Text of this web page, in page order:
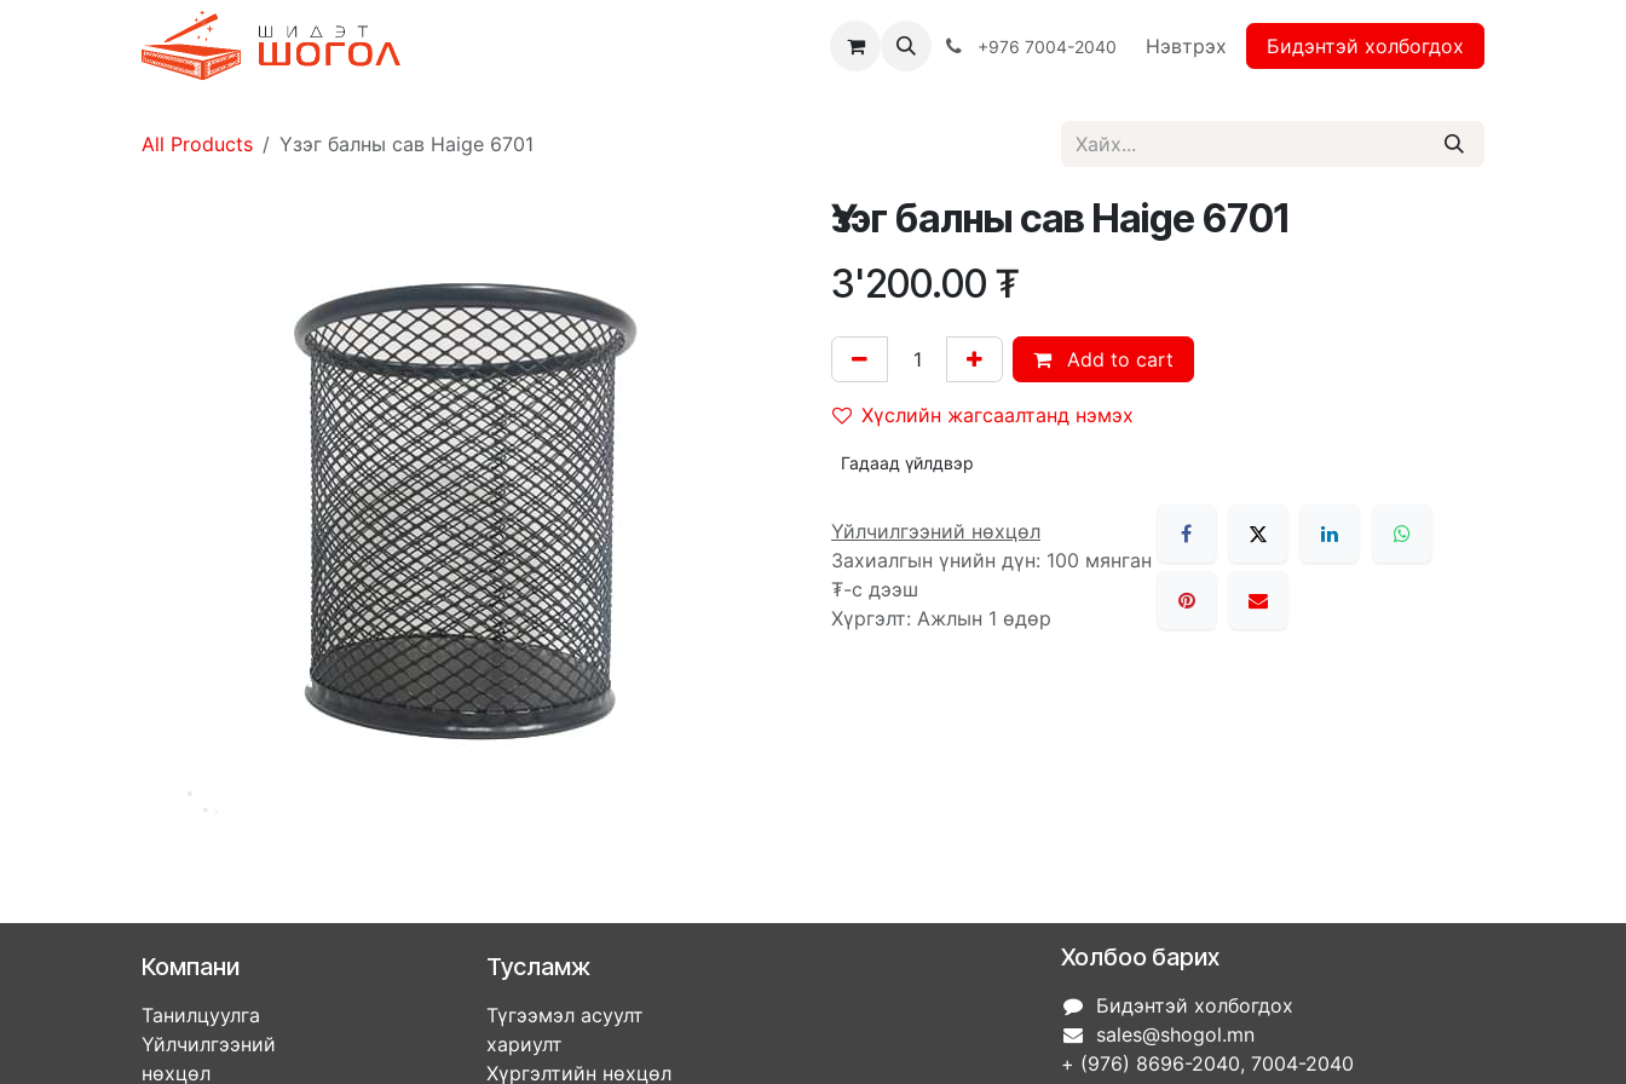
Хямдрал ♻️ Эко шогол+976 7004-2040 Нэвтрэх Бидэнтэй холбогдох
All Products Үзэг балны сав Haige 6701
Үзэг балны сав Haige 6701
3'200.00 ₮
Add to cart
Хүслийн жагсаалтанд нэмэх
Гадаад үйлдвэр
Үйлчилгээний нөхцөл
Захиалгын үнийн дүн: 100 мянган
₮-с дээш
Хүргэлт: Ажлын 1 өдөр
Компани
Танилцуулга
Үйлчилгээний
нөхцөл
Тусламж
Түгээмэл асуулт
хариулт
Хүргэлтийн нөхцөл
Холбоо барих
Бидэнтэй холбогдох
sales@shogol.mn
+ (976) 8696-2040, 7004-2040